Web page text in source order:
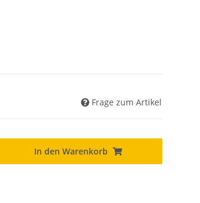
Frage zum Artikel
In den Warenkorb